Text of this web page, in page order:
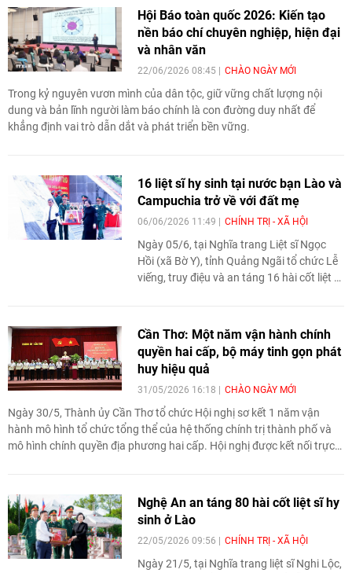
“rường cột của biên cương”, “điểm tựa của
bản làng” trong đồng bào dân tộc thiểu số
của 11 xã biên giới của tỉnh Lai Châu.
Hội Báo toàn quốc 2026: Kiến tạo
nền báo chí chuyên nghiệp, hiện đại
và nhân văn
22/06/2026 08:45 CHÀO NGÀY MỚI
Trong kỷ nguyên vươn mình của dân tộc, giữ vững chất lượng nội
dung và bản lĩnh người làm báo chính là con đường duy nhất để
khẳng định vai trò dẫn dắt và phát triển bền vững.
16 liệt sĩ hy sinh tại nước bạn Lào và
Campuchia trở về với đất mẹ
06/06/2026 11:49 CHÍNH TRỊ - XÃ HỘI
Ngày 05/6, tại Nghĩa trang Liệt sĩ Ngọc
Hồi (xã Bờ Y), tỉnh Quảng Ngãi tổ chức Lễ
viếng, truy điệu và an táng 16 hài cốt liệt sĩ
trở về với đất mẹ.
Cần Thơ: Một năm vận hành chính
quyền hai cấp, bộ máy tinh gọn phát
huy hiệu quả
31/05/2026 16:18 CHÀO NGÀY MỚI
Ngày 30/5, Thành ủy Cần Thơ tổ chức Hội nghị sơ kết 1 năm vận
hành mô hình tổ chức tổng thể của hệ thống chính trị thành phố và
mô hình chính quyền địa phương hai cấp. Hội nghị được kết nối trực
Nghệ An an táng 80 hài cốt liệt sĩ hy
sinh ở Lào
22/05/2026 09:56 CHÍNH TRỊ - XÃ HỘI
Ngày 21/5, tại Nghĩa trang liệt sĩ Nghi Lộc,